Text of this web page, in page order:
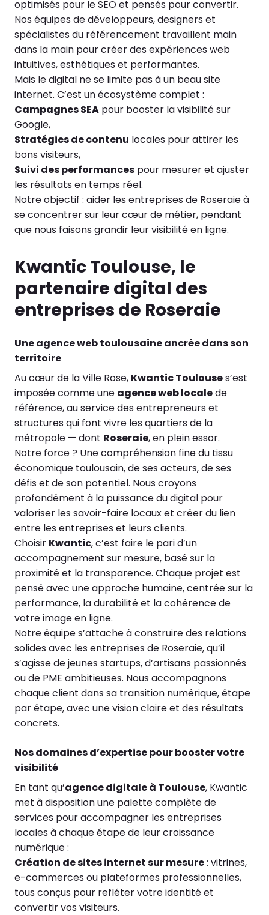
optimisés pour le SEO et pensés pour convertir.
Nos équipes de développeurs, designers et
spécialistes du référencement travaillent main
dans la main pour créer des expériences web
intuitives, esthétiques et performantes.
Mais le digital ne se limite pas à un beau site
internet. C’est un écosystème complet :
Campagnes SEA pour booster la visibilité sur
Google,
Stratégies de contenu locales pour attirer les
bons visiteurs,
Suivi des performances pour mesurer et ajuster
les résultats en temps réel.
Notre objectif : aider les entreprises de Roseraie à
se concentrer sur leur cœur de métier, pendant
que nous faisons grandir leur visibilité en ligne.
Kwantic Toulouse, le
partenaire digital des
entreprises de Roseraie
Une agence web toulousaine ancrée dans son
territoire
Au cœur de la Ville Rose, Kwantic Toulouses’est
imposée comme une agence web localede
référence, au service des entrepreneurs et
structures qui font vivre les quartiers de la
métropole — dont Roseraie, en plein essor.
Notre force ? Une compréhension fine du tissu
économique toulousain, de ses acteurs, de ses
défis et de son potentiel. Nous croyons
profondément à la puissance du digital pour
valoriser les savoir-faire locaux et créer du lien
entre les entreprises et leurs clients.
Choisir Kwantic, c’est faire le pari d’un
accompagnement sur mesure, basé sur la
proximité et la transparence. Chaque projet est
pensé avec une approche humaine, centrée sur la
performance, la durabilité et la cohérence de
votre image en ligne.
Notre équipe s’attache à construire des relations
solides avec les entreprises de Roseraie, qu’il
s’agisse de jeunes startups, d’artisans passionnés
ou de PME ambitieuses. Nous accompagnons
chaque client dans sa transition numérique, étape
par étape, avec une vision claire et des résultats
concrets.
Nos domaines d’expertise pour booster votre
visibilité
En tant qu’agence digitale à Toulouse, Kwantic
met à disposition une palette complète de
services pour accompagner les entreprises
locales à chaque étape de leur croissance
numérique :
Création de sites internet sur mesure: vitrines,
e-commerces ou plateformes professionnelles,
tous conçus pour refléter votre identité et
convertir vos visiteurs.